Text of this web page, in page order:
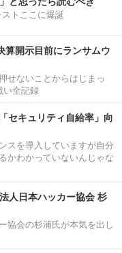
トここに爆誕
算開示目前にランサムウ
せないことからはじまっ
い全記録
セキュリティ自給率」向
スを導入していますが自分
かわかっていないんじゃな
人日本ハッカー協会 杉
協会の杉浦氏が本気を出し